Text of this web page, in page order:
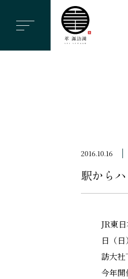
ー
駅から
2016.10.16
JR東
日（
訪大社
今年開